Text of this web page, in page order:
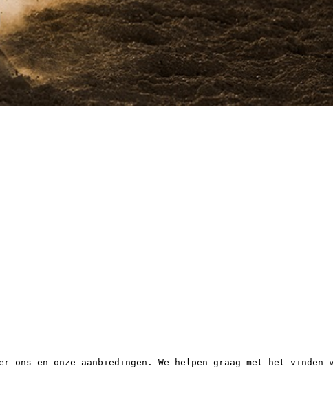
en onze aanbiedingen. We helpen graag met het